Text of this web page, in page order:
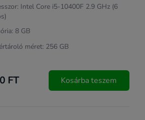
Intel Core i5-10400F 2.9 GHz (6
8 GB
méret: 256 GB
FT Kosárba teszem